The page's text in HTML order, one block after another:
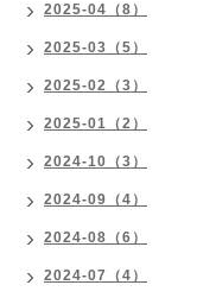
2025-04（8）
2025-03（5）
2025-02（3）
2025-01（2）
2024-10（3）
2024-09（4）
2024-08（6）
2024-07（4）